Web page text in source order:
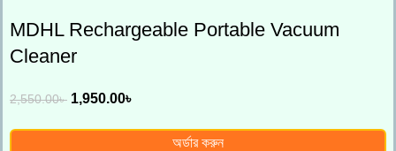
MDHL Rechargeable Portable Vacuum
Cleaner
2,550.00৳ 1,950.00৳
অর্ডার করুন